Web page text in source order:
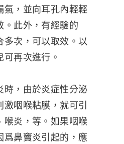
，並向耳孔內輕輕
。此外，有經驗的
次，可以取效。以
再次進行。
時，由於炎症性分泌
咽喉粘膜，就可引
喉炎，等。如果咽喉
爲鼻竇炎引起的，應